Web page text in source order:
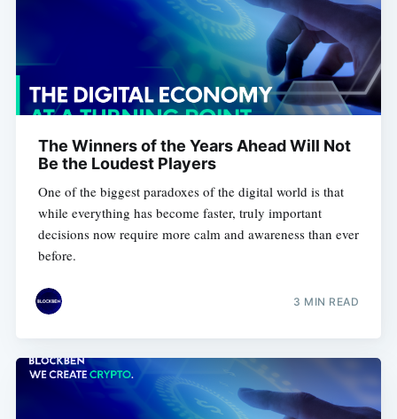
The Winners of the Years Ahead Will Not
Be the Loudest Players
One of the biggest paradoxes of the digital world is that
while everything has become faster, truly important
decisions now require more calm and awareness than ever
before.
3 MIN READ